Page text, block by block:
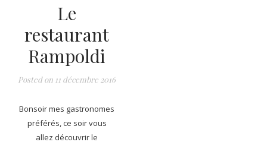
Le
restaurant
Rampoldi
Posted on 11 décembre 2016
Bonsoir mes gastronomes
préférés, ce soir vous
allez découvrir le